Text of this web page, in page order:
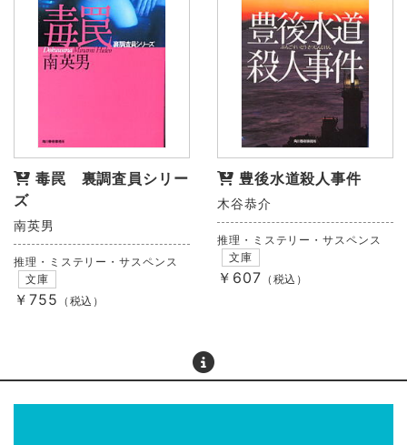
毒罠 裏調査員シリー
ズ
南英男
推理・ミステリー・サスペンス
文庫
￥755 （税込）
豊後水道殺人事件
木谷恭介
推理・ミステリー・サスペンス
文庫
￥607 （税込）